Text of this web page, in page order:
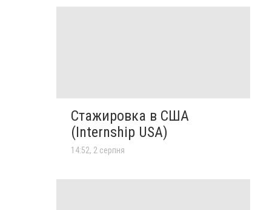
Стажировка в США
(Internship USA)
14:52, 2 серпня